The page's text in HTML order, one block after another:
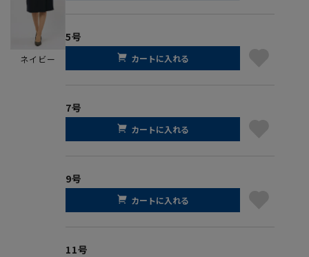
ネイビー
5号
カートに入れる
7号
カートに入れる
9号
カートに入れる
11号